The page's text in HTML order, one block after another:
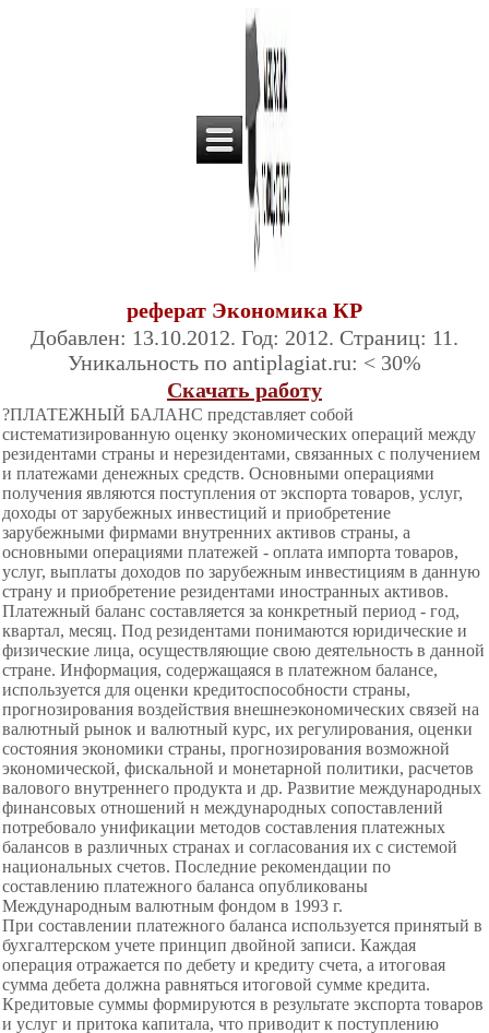
реферат Экономика КР
Добавлен: 13.10.2012. Год: 2012. Страниц: 11.
Уникальность по antiplagiat.ru: < 30%
Скачать работу
?ПЛАТЕЖНЫЙ БАЛАНС представляет собой
систематизированную оценку экономических операций между
резидентами страны и нерезидентами, связанных с получением
и платежами денежных средств. Основными операциями
получения являются поступления от экспорта товаров, услуг,
доходы от зарубежных инвестиций и приобретение
зарубежными фирмами внутренних активов страны, а
основными операциями платежей - оплата импорта товаров,
услуг, выплаты доходов по зарубежным инвестициям в данную
страну и приобретение резидентами иностранных активов.
Платежный баланс составляется за конкретный период - год,
квартал, месяц. Под резидентами понимаются юридические и
физические лица, осуществляющие свою деятельность в данной
стране. Информация, содержащаяся в платежном балансе,
используется для оценки кредитоспособности страны,
прогнозирования воздействия внешнеэкономических связей на
валютный рынок и валютный курс, их регулирования, оценки
состояния экономики страны, прогнозирования возможной
экономической, фискальной и монетарной политики, расчетов
валового внутреннего продукта и др. Развитие международных
финансовых отношений н международных сопоставлений
потребовало унификации методов составления платежных
балансов в различных странах и согласования их с системой
национальных счетов. Последние рекомендации по
составлению платежного баланса опубликованы
Международным валютным фондом в 1993 г.
При составлении платежного баланса используется принятый в
бухгалтерском учете принцип двойной записи. Каждая
операция отражается по дебету и кредиту счета, а итоговая
сумма дебета должна равняться итоговой сумме кредита.
Кредитовые суммы формируются в результате экспорта товаров
и услуг и притока капитала, что приводит к поступлению